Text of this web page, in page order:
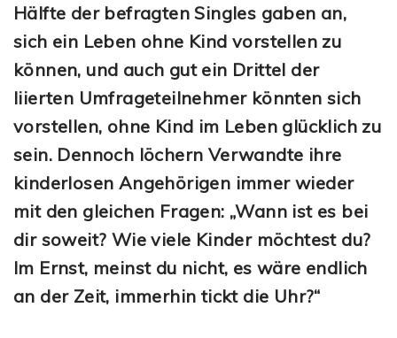
Hälfte der befragten Singles gaben an,
sich ein Leben ohne Kind vorstellen zu
können, und auch gut ein Drittel der
liierten Umfrageteilnehmer könnten sich
vorstellen, ohne Kind im Leben glücklich zu
sein. Dennoch löchern Verwandte ihre
kinderlosen Angehörigen immer wieder
mit den gleichen Fragen: „Wann ist es bei
dir soweit? Wie viele Kinder möchtest du?
Im Ernst, meinst du nicht, es wäre endlich
an der Zeit, immerhin tickt die Uhr?“